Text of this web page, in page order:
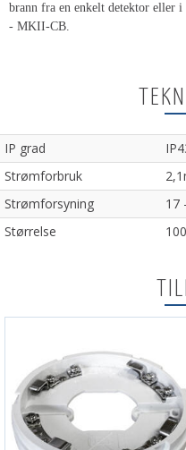
brann fra en enkelt detektor eller i
- MKII-CB.
IP grad
Strømforbruk
Strømforsyning
17
Størrelse